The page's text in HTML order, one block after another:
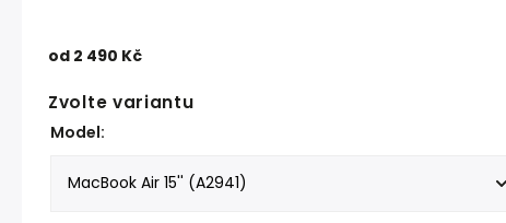
od 2 490 Kč
Zvolte variantu
Model: